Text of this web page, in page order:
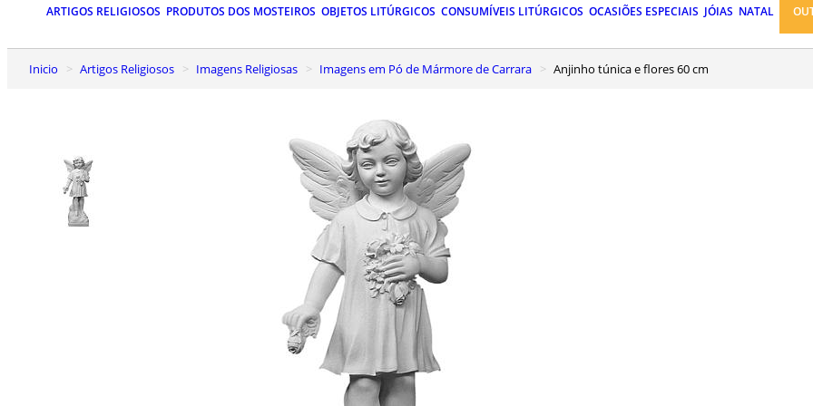
ARTIGOS RELIGIOSOS PRODUTOS DOS MOSTEIROS OBJETOS LITÚRGICOS CONSUMÍVEIS LITÚRGICOS OCASIÕES ESPECIAIS JÓIAS NATAL
Inicio Artigos Religiosos Imagens Religiosas Imagens em Pó de Mármore de Carrara Anjinho túnica e flores 60 cm